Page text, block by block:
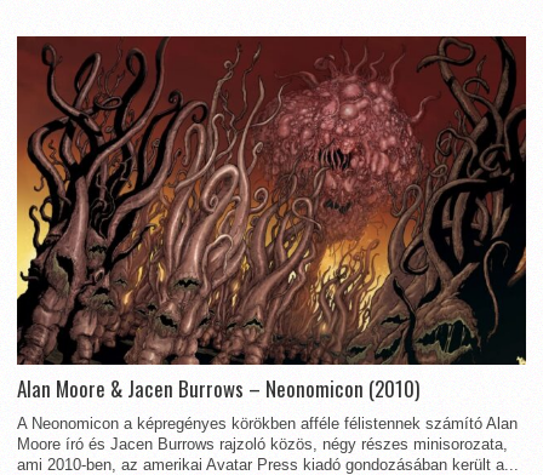
Alan Moore & Jacen Burrows – Neonomicon (2010)
A Neonomicon a képregényes körökben afféle félistennek számító Alan
Moore író és Jacen Burrows rajzoló közös, négy részes minisorozata,
ami 2010-ben, az amerikai Avatar Press kiadó gondozásában került a...